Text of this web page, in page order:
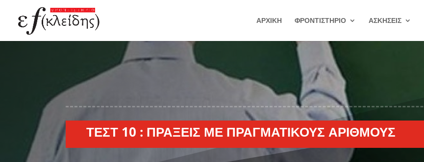
ΑΡΧΙΚΗ ΦΡΟΝΤΙΣΤΗΡΙΟ ΑΣΚΗΣΕΙΣ
ΤΕΣΤ 10 : ΠΡΆΞΕΙΣ ΜΕ ΠΡΑΓΜΑΤΙΚΟΎΣ ΑΡΙΘΜΟΎΣ